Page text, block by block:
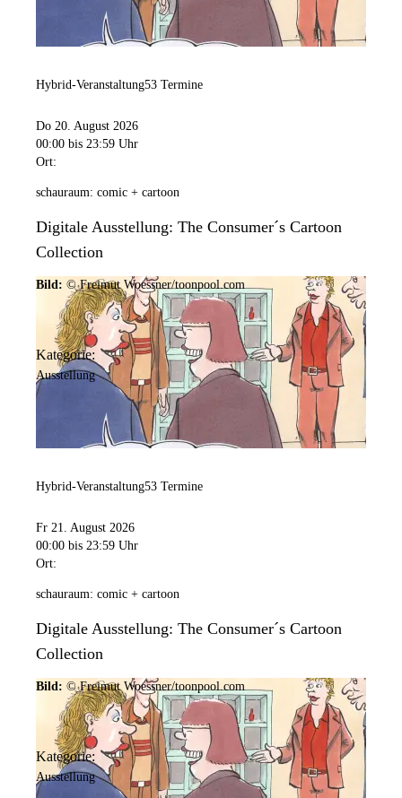
Hybrid-Veranstaltung53 Termine
Do 20. August 2026
00:00 bis 23:59 Uhr
Ort:
schauraum: comic + cartoon
Digitale Ausstellung: The Consumer´s Cartoon
Collection
Bild: © Freimut Woessner/toonpool.com
Kategorie:
Ausstellung
Hybrid-Veranstaltung53 Termine
Fr 21. August 2026
00:00 bis 23:59 Uhr
Ort:
schauraum: comic + cartoon
Digitale Ausstellung: The Consumer´s Cartoon
Collection
Bild: © Freimut Woessner/toonpool.com
Kategorie:
Ausstellung